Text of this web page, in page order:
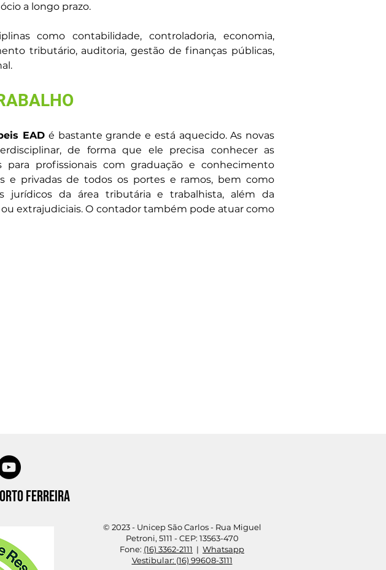
a longo prazo.
como contabilidade, controladoria, economia,
tributário, auditoria, gestão de finanças públicas,
EAD é bastante grande e está aquecido. As novas
de forma que ele precisa conhecer as
profissionais com graduação e conhecimento
e privadas de todos os portes e ramos, bem como
jurídicos da área tributária e trabalhista, além da
extrajudiciais. O contador também pode atuar como
ferreira
© 2023 - Unicep São Carlos - Rua Miguel
Petroni, 5111 - CEP: 13563-470
Fone: (16) 3362-2111 | Whatsapp
Vestibular: (16) 99608-3111